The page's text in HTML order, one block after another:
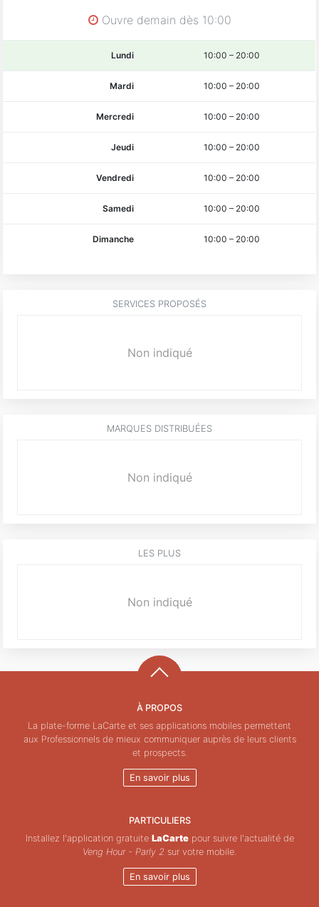
Ouvre demain dès 10:00
Lundi 10:00 – 20:00
Mardi 10:00 – 20:00
Mercredi 10:00 – 20:00
Jeudi 10:00 – 20:00
Vendredi 10:00 – 20:00
Samedi 10:00 – 20:00
Dimanche 10:00 – 20:00
SERVICES PROPOSÉS
Non indiqué
MARQUES DISTRIBUÉES
Non indiqué
LES PLUS
Non indiqué
À PROPOS
La plate-forme LaCarte et ses applications mobiles permettent
aux Professionnels de mieux communiquer auprès de leurs clients
et prospects.
En savoir plus
PARTICULIERS
Installez l'application gratuite LaCartepour suivre l'actualité de
Veng Hour - Parly 2 sur votre mobile.
En savoir plus